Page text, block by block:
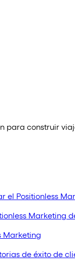
para construir
el Positionless
Marketing
Marketing
de éxito de